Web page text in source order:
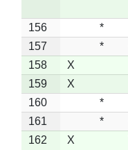
156 *
157
*
158
X
159
X
160
*
161
*
162
X